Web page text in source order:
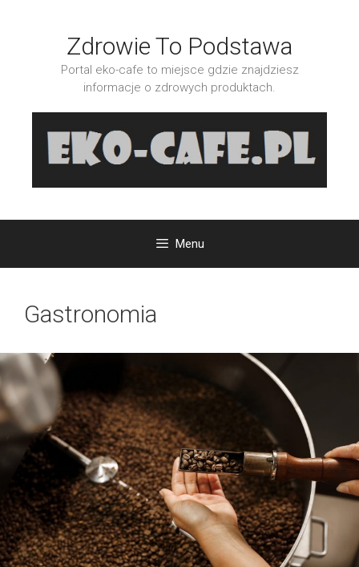
Zdrowie To Podstawa
Portal eko-cafe to miejsce gdzie znajdziesz
informacje o zdrowych produktach.
Menu
Gastronomia